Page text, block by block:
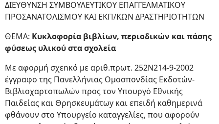
ΔΙΕΥΘΥΝΣΗ ΣΥΜΒΟΥΛΕΥΤΙΚΟΥ ΕΠΑΓΓΕΛΜΑΤΙΚΟΥ
ΠΡΟΣΑΝΑΤΟΛΙΣΜΟΥ ΚΑΙ ΕΚΠ/ΚΩΝ ΔΡΑΣΤΗΡΙΟΤΗΤΩΝ
ΘΕΜΑ: Κυκλοφορία βιβλίων, περιοδικών και πάσης
φύσεως υλικού στα σχολεία
Με αφορμή σχεnκό με αριθ.πρωτ. 252Ν214-9-2002
έγγραφο της Πανελλήνιας Ομοσπονδίας Εκδοτών-
Βιβλιοχαρτοπωλών προς τον Υπουργό Εθνικής
Παιδείας και Θρησκευμάτωy και επειδή καθημερινά
φθάνουν στο Υπουργείο καταγγελίες, που αφορούν